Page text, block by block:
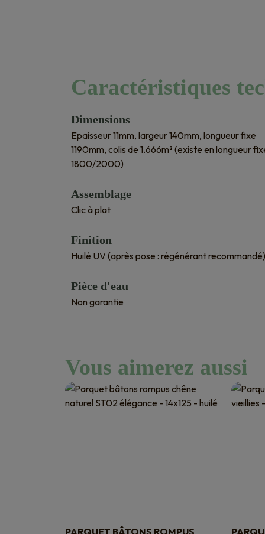
Caractéristiques
Dimensions
Epaisseur 11mm, largeur 140mm, longueur fixe
1190mm, colis de 1.666m² (existe en longueur
1800/2000)
Assemblage
Clic à plat
Finition
Huilé UV (après pose : régénérant recommandé)
Pièce d'eau
Non garantie
Vous aimerez aussi